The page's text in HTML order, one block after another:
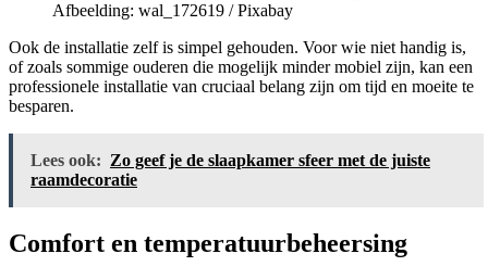
Afbeelding: wal_172619 / Pixabay
Ook de installatie zelf is simpel gehouden. Voor wie niet handig is,
of zoals sommige ouderen die mogelijk minder mobiel zijn, kan een
professionele installatie van cruciaal belang zijn om tijd en moeite te
besparen.
Lees ook: Zo geef je de slaapkamer sfeer met de juiste
raamdecoratie
Comfort en temperatuurbeheersing